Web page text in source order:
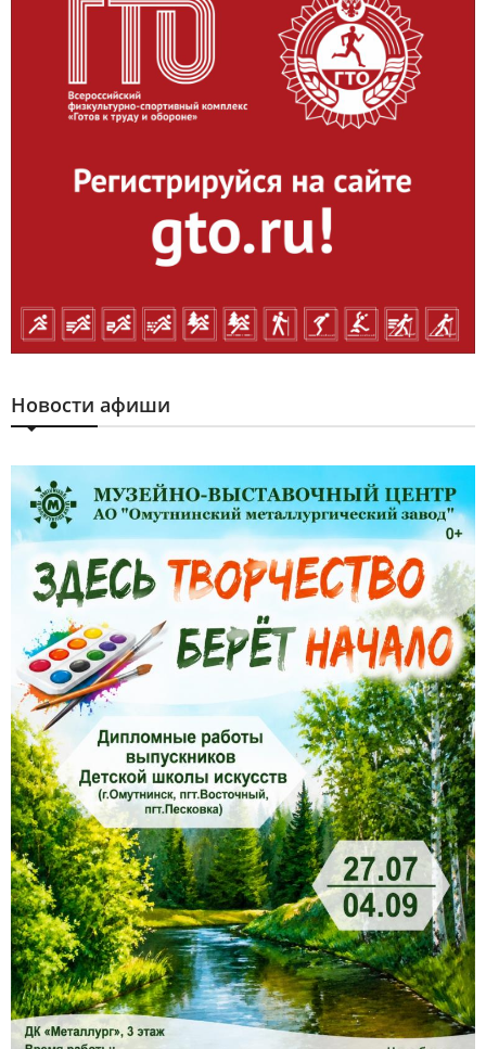
Новости афиши